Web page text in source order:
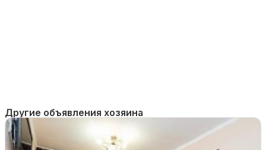
Другие объявления хозяина